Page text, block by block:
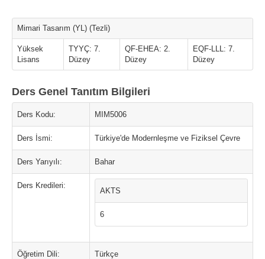
Mimari Tasarım (YL) (Tezli)
Yüksek
Lisans
TYYÇ: 7.
Düzey
QF-EHEA: 2.
Düzey
EQF-LLL: 7.
Düzey
Ders Genel Tanıtım Bilgileri
Ders Kodu: MIM5006
Ders İsmi: Türkiye'de Modernleşme ve Fiziksel Çevre
Ders Yarıyılı: Bahar
Ders Kredileri:
AKTS
6
Öğretim Dili: Türkçe